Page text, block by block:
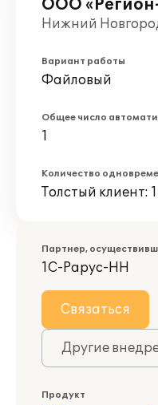
ООО
Нижний
Вариант работы
Файловый
Общее число
1
Количество
Толстый клиент: 1
Партнер,
1С-Рарус-НН
Связаться
Другие
Продукт